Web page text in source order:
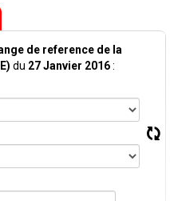
de reference de la
du 27 Janvier 2016: